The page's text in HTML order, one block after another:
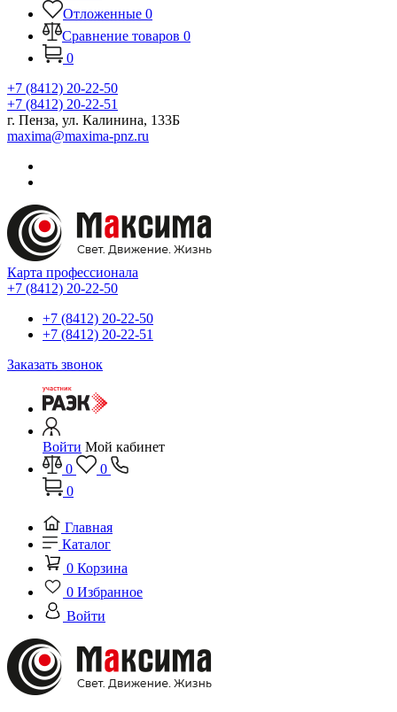
Отложенные 0
Сравнение товаров 0
0
+7 (8412) 20-22-50
+7 (8412) 20-22-51
г. Пенза, ул. Калинина, 133Б
maxima@maxima-pnz.ru
Карта профессионала
+7 (8412) 20-22-50
+7 (8412) 20-22-50
+7 (8412) 20-22-51
Заказать звонок
Войти Мой кабинет
0
0
0
Главная
Каталог
0 Корзина
0 Избранное
Войти